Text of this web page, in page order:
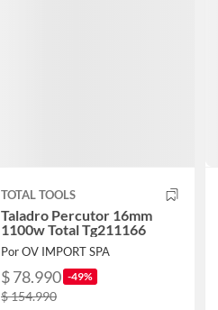
TOTAL TOOLS
Taladro Percutor 16mm
1100w Total Tg211166
Por OV IMPORT SPA
$ 78.990 -49%
$ 154.990